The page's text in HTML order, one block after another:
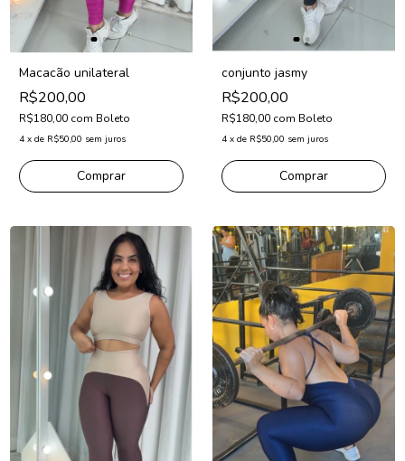
Macacão unilateral
R$200,00
R$180,00 com Boleto
4 x de R$50,00 sem juros
Comprar
conjunto jasmy
R$200,00
R$180,00 com Boleto
4 x de R$50,00 sem juros
Comprar